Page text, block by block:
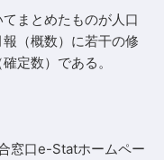
まとめたものが人口
（概数）に若干の修
定数）である。
窓口e-Statホームペー